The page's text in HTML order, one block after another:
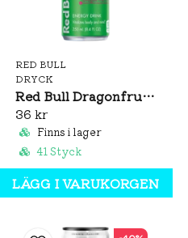
RED BULL
DRYCK
Red Bull Dragonfruit 250ml
36 kr
Finns i lager
41 Styck
LÄGG I VARUKORGEN